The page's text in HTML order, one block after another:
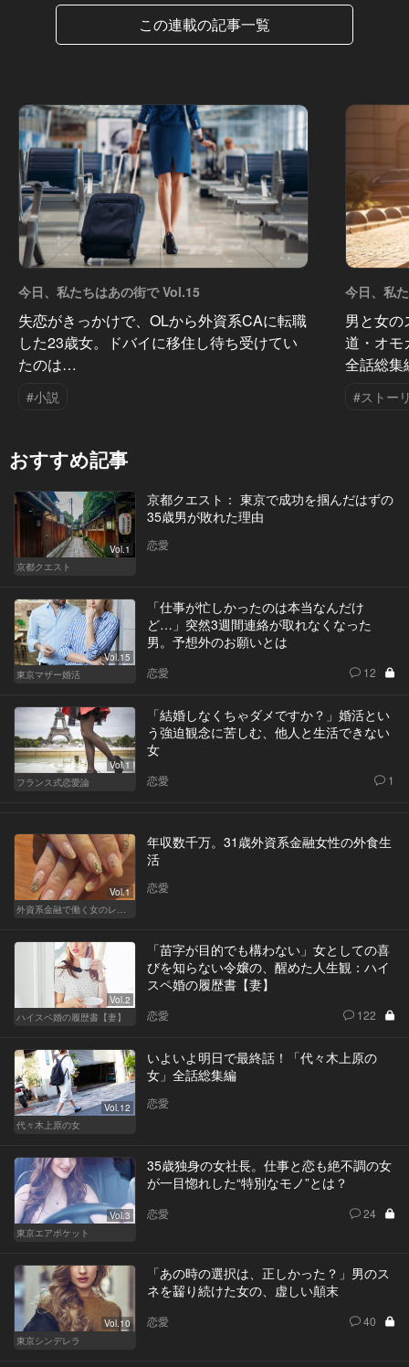
この連載の記事一覧
今日、私たちはあの街で Vol.15
失恋がきっかけで、OLから外資系CAに転職
した23歳女。ドバイに移住し待ち受けてい
たのは…
#小説
今日、私
男と女
道・オモ
全話総集
#ストー
おすすめ記事
Vol.1
京都クエスト
京都クエスト： 東京で成功を掴んだはずの
35歳男が敗れた理由
恋愛
Vol.15
東京マザー婚活
「仕事が忙しかったのは本当なんだけ
ど…」突然3週間連絡が取れなくなった
男。予想外のお願いとは
恋愛 12
Vol.1
フランス式恋愛論
「結婚しなくちゃダメですか？」婚活とい
う強迫観念に苦しむ、他人と生活できない
女
恋愛 1
Vol.1
外資系金融で働く女のレストラン事情
年収数千万。31歳外資系金融女性の外食生
活
恋愛
Vol.2
ハイスペ婚の履歴書【妻】
「苗字が目的でも構わない」女としての喜
びを知らない令嬢の、醒めた人生観：ハイ
スペ婚の履歴書【妻】
恋愛 122
Vol.12
代々木上原の女
いよいよ明日で最終話！「代々木上原の
女」全話総集編
恋愛
Vol.3
東京エアポケット
35歳独身の女社長。仕事と恋も絶不調の女
が一目惚れした“特別なモノ”とは？
恋愛 24
Vol.10
東京シンデレラ
「あの時の選択は、正しかった？」男のス
ネを齧り続けた女の、虚しい顛末
恋愛 40